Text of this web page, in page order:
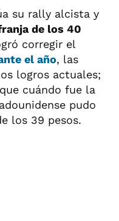
su rally alcista y
de los 40
corregir el
el año, las
logros actuales;
cuándo fue la
pudo
los 39 pesos.